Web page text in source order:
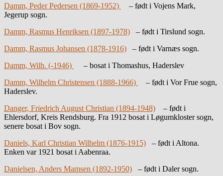
Damm, Peder Pedersen (1869-1952)
– født i Vojens Mark,
Jegerup sogn.
Damm, Rasmus Henriksen (1897-1978) – født i Tirslund sogn.
Damm, Rasmus Johansen (1878-1916) – født i Varnæs sogn.
Damm, Wilh. (-1946)
– bosat i Thomashus, Haderslev
Damm, Wilhelm Christensen (1888-1966)
– født i Vor Frue sogn,
Haderslev.
Danger, Friedrich August Christian (1894-1948) – født i
Ehlersdorf, Kreis Rendsburg. Fra 1912 bosat i Løgumkloster sogn,
senere bosat i Bov sogn.
Daniels, Karl Christian Wilhelm (1876-1915) – født i Altona.
Enken var 1921 bosat i Aabenraa.
Danielsen, Anders Mamsen (1892-1950) – født i Daler sogn.